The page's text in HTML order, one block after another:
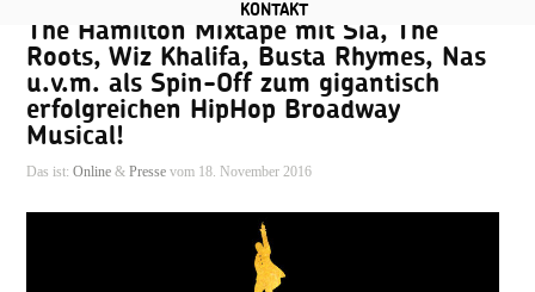
KONTAKT
The Hamilton Mixtape mit Sia, The
Roots, Wiz Khalifa, Busta Rhymes, Nas
u.v.m. als Spin-Off zum gigantisch
erfolgreichen HipHop Broadway
Musical!
Das ist: Online& Pressevom 18. November 2016